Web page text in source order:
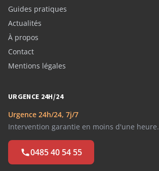
Guides pratiques
Actualités
À propos
Contact
Mentions légales
URGENCE 24H/24
Urgence 24h/24, 7j/7
Intervention garantie en moins d'une heure.
0485 40 54 55